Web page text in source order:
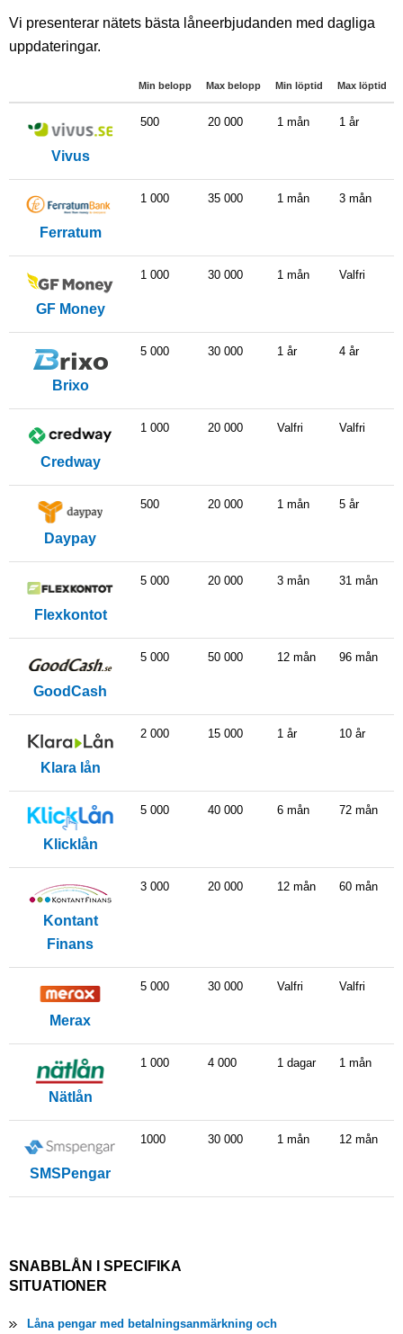
Vi presenterar nätets bästa låneerbjudanden med dagliga
uppdateringar.
Min belopp Max belopp Min löptid Max löptid
Vivus
500 20 000 1 mån 1 år
Ferratum
1 000 35 000 1 mån 3 mån
GF Money
1 000 30 000 1 mån Valfri
Brixo
5 000 30 000 1 år 4 år
Credway
1 000 20 000 Valfri Valfri
Daypay
500 20 000 1 mån 5 år
Flexkontot
5 000 20 000 3 mån 31 mån
GoodCash
5 000 50 000 12 mån 96 mån
Klara lån
2 000 15 000 1 år 10 år
Klicklån
5 000 40 000 6 mån 72 mån
Kontant
Finans
3 000 20 000 12 mån 60 mån
Merax
5 000 30 000 Valfri Valfri
Nätlån
1 000 4 000 1 dagar 1 mån
SMSPengar
1000 30 000 1 mån 12 mån
SNABBLÅN I SPECIFIKA
SITUATIONER
Låna pengar med betalningsanmärkning och